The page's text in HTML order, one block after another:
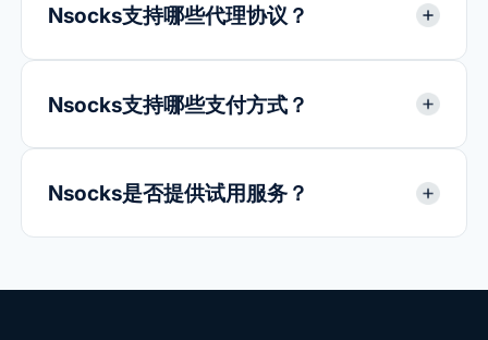
Nsocks支持哪些代理协议？
Nsocks支持哪些支付方式？
Nsocks是否提供试用服务？